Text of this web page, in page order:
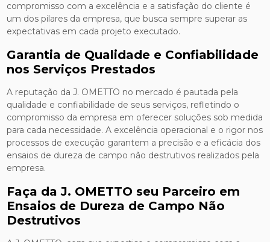
compromisso com a excelência e a satisfação do cliente é
um dos pilares da empresa, que busca sempre superar as
expectativas em cada projeto executado.
Garantia de Qualidade e Confiabilidade
nos Serviços Prestados
A reputação da J. OMETTO no mercado é pautada pela
qualidade e confiabilidade de seus serviços, refletindo o
compromisso da empresa em oferecer soluções sob medida
para cada necessidade. A excelência operacional e o rigor nos
processos de execução garantem a precisão e a eficácia dos
ensaios de dureza de campo não destrutivos realizados pela
empresa.
Faça da J. OMETTO seu Parceiro em
Ensaios de Dureza de Campo Não
Destrutivos